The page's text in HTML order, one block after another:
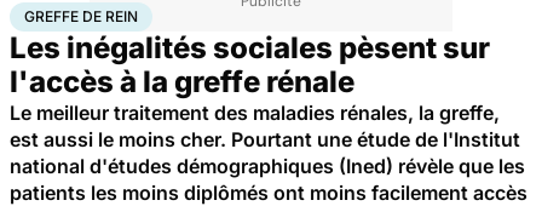
AccueilSantéGreffe de rein
GREFFE DE REIN
Les inégalités sociales pèsent sur
l'accès à la greffe rénale
Le meilleur traitement des maladies rénales, la greffe,
est aussi le moins cher. Pourtant une étude de l'Institut
national d'études démographiques (Ined) révèle que les
patients les moins diplômés ont moins facilement accès